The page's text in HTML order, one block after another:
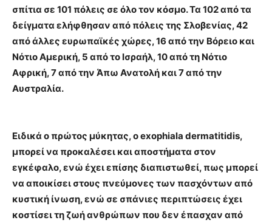
σπίτια σε 101 πόλεις σε όλο τον κόσμο. Τα 102 από τα
δείγματα ελήφθησαν από πόλεις της Σλοβενίας, 42
από άλλες ευρωπαϊκές χώρες, 16 από την Βόρειο και
Νότιο Αμερική, 5 από το Ισραήλ, 10 από τη Νότιο
Αφρική, 7 από την Άπω Ανατολή και 7 από την
Αυστραλία.
Ειδικά ο πρώτος μύκητας, ο exophiala dermatitidis,
μπορεί να προκαλέσει και αποστήματα στον
εγκέφαλο, ενώ έχει επίσης διαπιστωθεί, πως μπορεί
να αποικίσει στους πνεύμονες των πασχόντων από
κυστική ίνωση, ενώ σε σπάνιες περιπτώσεις έχει
κοστίσει τη ζωή ανθρώπων που δεν έπασχαν από